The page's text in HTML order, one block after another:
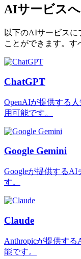
AIサービス
以下のAIサービスに
ことができます。す
ChatGPT
OpenAIが提供する
用可能です。
Google Gemini
Googleが提供するAI
す。
Claude
Anthropicが提供す
能です。